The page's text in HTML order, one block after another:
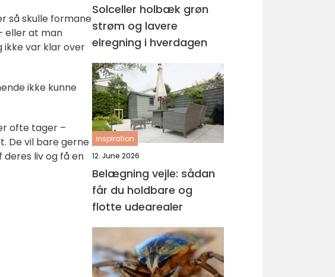
så skulle formane
eller at man
ikke var klar over
ikke kunne
ofte tager –
De vil bare gerne
liv og få en
Solceller holbæk grøn
strøm og lavere
elregning i hverdagen
inspiration
12. June 2026
Belægning vejle: sådan
får du holdbare og
flotte udearealer